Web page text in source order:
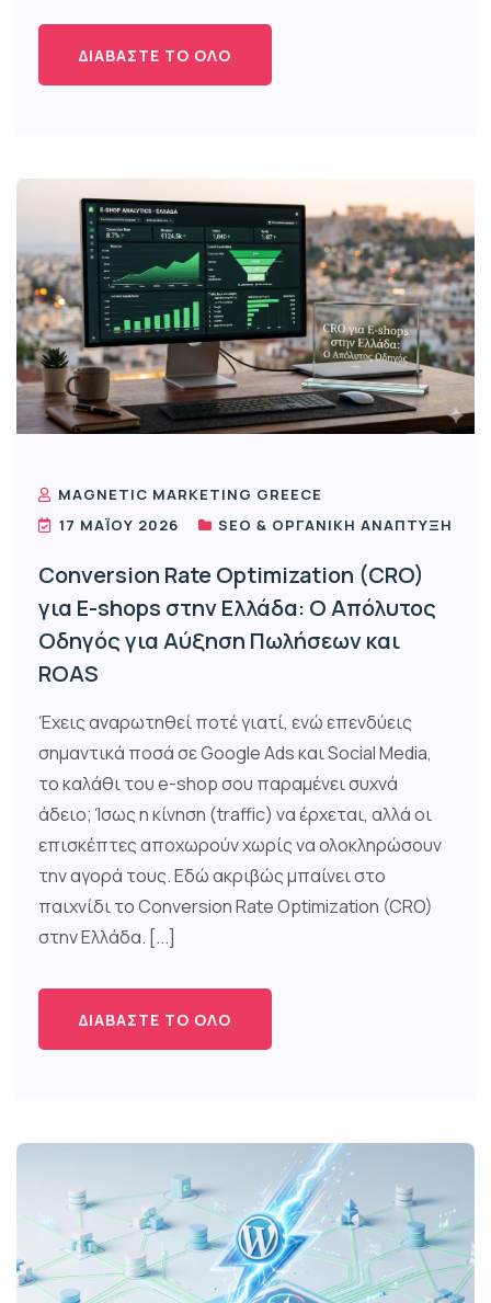
ΔΙΑΒΆΣΤΕ ΤΟ ΌΛΟ
MAGNETIC MARKETING GREECE
17 ΜΑΪ́ΟΥ 2026
SEO & ΟΡΓΑΝΙΚΉ ΑΝΆΠΤΥΞΗ
Conversion Rate Optimization (CRO)
για E-shops στην Ελλάδα: Ο Απόλυτος
Οδηγός για Αύξηση Πωλήσεων και
ROAS
Έχεις αναρωτηθεί ποτέ γιατί, ενώ επενδύεις
σημαντικά ποσά σε Google Ads και Social Media,
το καλάθι του e-shop σου παραμένει συχνά
άδειο; Ίσως η κίνηση (traffic) να έρχεται, αλλά οι
επισκέπτες αποχωρούν χωρίς να ολοκληρώσουν
την αγορά τους. Εδώ ακριβώς μπαίνει στο
παιχνίδι το Conversion Rate Optimization (CRO)
στην Ελλάδα. [...]
ΔΙΑΒΆΣΤΕ ΤΟ ΌΛΟ